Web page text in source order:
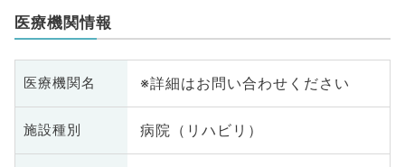
医療機関情報
医療機関名 ※詳細はお問い合わせください
施設種別 病院（リハビリ）